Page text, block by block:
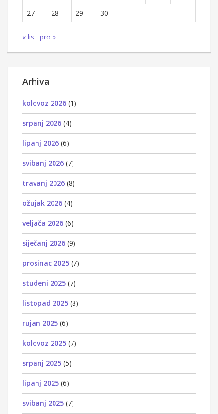
27
28 29 30
« lis pro »
Arhiva
kolovoz 2026 (1)
srpanj 2026 (4)
lipanj 2026 (6)
svibanj 2026 (7)
travanj 2026 (8)
ožujak 2026 (4)
veljača 2026 (6)
siječanj 2026 (9)
prosinac 2025 (7)
studeni 2025 (7)
listopad 2025 (8)
rujan 2025 (6)
kolovoz 2025 (7)
srpanj 2025 (5)
lipanj 2025 (6)
svibanj 2025 (7)